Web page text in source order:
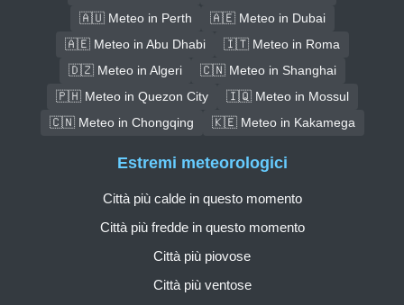
🇦🇺 Meteo in Perth
🇦🇪 Meteo in Dubai
🇦🇪 Meteo in Abu Dhabi
🇮🇹 Meteo in Roma
🇩🇿 Meteo in Algeri
🇨🇳 Meteo in Shanghai
🇵🇭 Meteo in Quezon City
🇮🇶 Meteo in Mossul
🇨🇳 Meteo in Chongqing
🇰🇪 Meteo in Kakamega
Estremi meteorologici
Città più calde in questo momento
Città più fredde in questo momento
Città più piovose
Città più ventose